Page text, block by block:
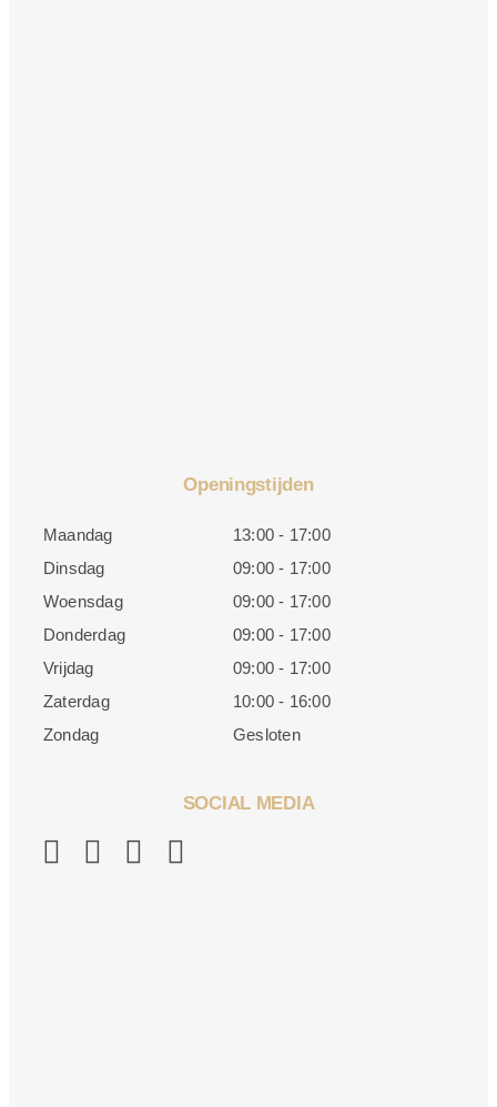
Openingstijden
Maandag
13:00 - 17:00
Dinsdag
09:00 - 17:00
Woensdag
09:00 - 17:00
Donderdag
09:00 - 17:00
Vrijdag
09:00 - 17:00
Zaterdag
10:00 - 16:00
Zondag
Gesloten
SOCIAL MEDIA